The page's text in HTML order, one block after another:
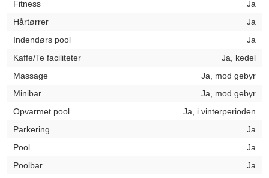
Fitness
Ja
Hårtørrer
Ja
Indendørs pool
Ja
Kaffe/Te faciliteter
Ja, kedel
Massage
Ja, mod gebyr
Minibar
Ja, mod gebyr
Opvarmet pool
Ja, i vinterperioden
Parkering
Ja
Pool
Ja
Poolbar
Ja